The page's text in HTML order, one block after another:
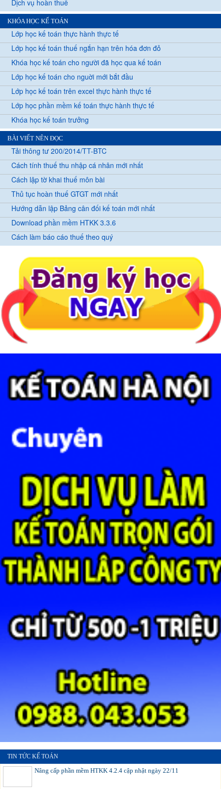
Dịch vụ hoàn thuế
KHÓA HỌC KẾ TOÁN
Lớp học kế toán thực hành thực tế
Lớp học kế toán thuế ngắn hạn trên hóa đơn đỏ
Khóa học kế toán cho người đã học qua kế toán
Lớp học kế toán cho nguời mới bắt đầu
Lớp học kế toán trên excel thực hành thực tế
Lớp học phần mềm kế toán thực hành thực tế
Khóa học kế toán trưởng
BÀI VIẾT NÊN ĐỌC
Tải thông tư 200/2014/TT-BTC
Cách tính thuế thu nhập cá nhân mới nhất
Cách lập tờ khai thuế môn bài
Thủ tục hoàn thuế GTGT mới nhất
Hướng dẫn lập Bảng cân đối kế toán mới nhất
Download phần mềm HTKK 3.3.6
Cách làm báo cáo thuế theo quý
TIN TỨC KẾ TOÁN
Nâng cấp phần mềm HTKK 4.2.4 cập nhật ngày 22/11